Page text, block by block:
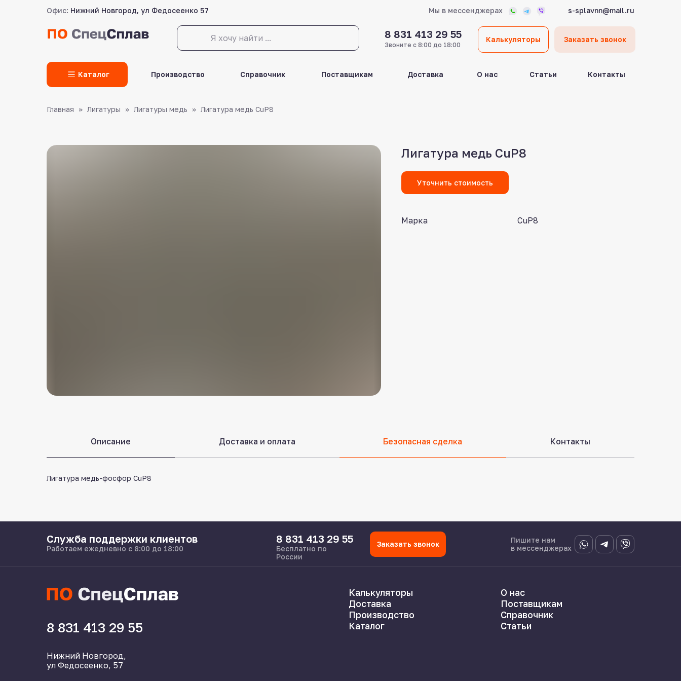
Офис: Нижний Новгород, ул Федосеенко 57 Мы в мессенджерах s-splavnn@mail.ru
Звоните с 8:00 до 18:00
LET'S GO! Производство
Калькуляторы Заказать звонок
Справочник Поставщикам Доставка О нас Статьи Контакты
8 831 413 29 55
Каталог
Главная Лигатуры Лигатуры медь Лигатура медь CuP8
Лигатура медь CuP8
Уточнить стоимость
Марка CuP8
Описание Доставка и оплата Безопасная сделка Контакты
Лигатура медь-фосфор CuP8
Заказать звонок
Служба поддержки клиентов
Работаем ежедневно с 8:00 до 18:00
Пишите нам
в мессенджерах
8 831 413 29 55
Бесплатно по
России
Нижний Новгород,
ул Федосеенко, 57
8 831 413 29 55
Калькуляторы
Доставка
Производство
Каталог
О нас
Поставщикам
Справочник
Статьи